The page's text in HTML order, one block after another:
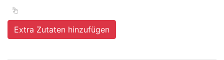
Extra Zutaten hinzufügen